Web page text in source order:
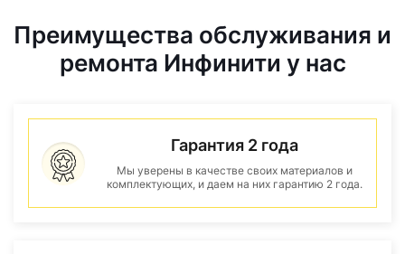
Преимущества обслуживания и
ремонта Инфинити у нас
Гарантия 2 года
Мы уверены в качестве своих материалов и
комплектующих, и даем на них гарантию 2 года.